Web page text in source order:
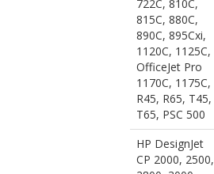
722C, 810C,
815C, 880C,
890C, 895Cxi,
1120C, 1125C,
OfficeJet Pro
1170C, 1175C,
R45, R65, T45,
T65, PSC 500
HP DesignJet
CP 2000, 2500,